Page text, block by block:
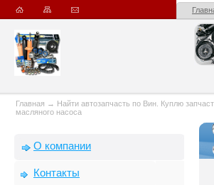
Главная → Найти автозапчасть по Вин. Куплю
масляного насоса
О компании
Контакты